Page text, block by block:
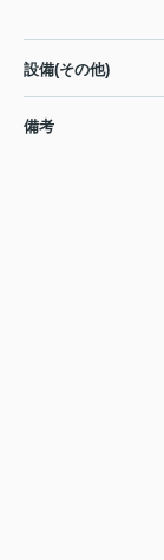
設備(その他)
備考